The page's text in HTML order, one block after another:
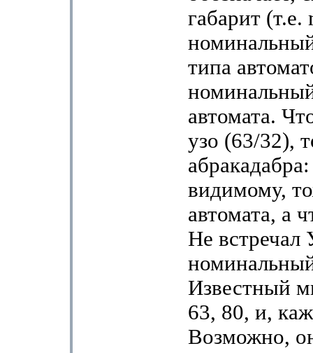
габарит (т.е.
типа
автомата.
узо (63/32),
видимому,
автомата, а
Не
Известный
63, 80, и,
Возможно,